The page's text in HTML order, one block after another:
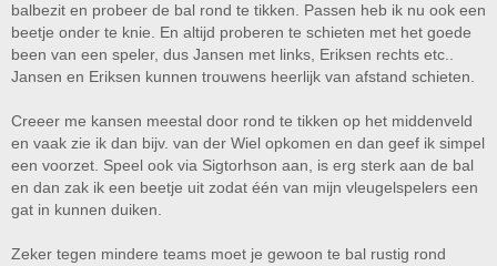
balbezit en probeer de bal rond te tikken. Passen heb ik nu ook een
beetje onder te knie. En altijd proberen te schieten met het goede
been van een speler, dus Jansen met links, Eriksen rechts etc..
Jansen en Eriksen kunnen trouwens heerlijk van afstand schieten.
Creeer me kansen meestal door rond te tikken op het middenveld
en vaak zie ik dan bijv. van der Wiel opkomen en dan geef ik simpel
een voorzet. Speel ook via Sigtorhson aan, is erg sterk aan de bal
en dan zak ik een beetje uit zodat één van mijn vleugelspelers een
gat in kunnen duiken.
Zeker tegen mindere teams moet je gewoon te bal rustig rond